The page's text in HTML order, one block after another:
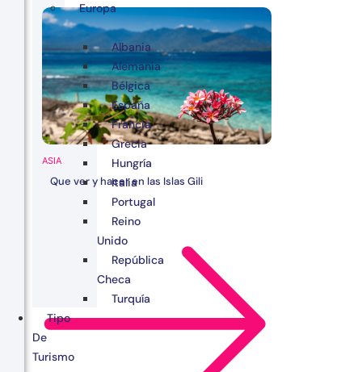
ASIA
Que ver y hacer en las Islas Gili
Europa
Albania
Alemania
Bélgica
España
Francia
Grecia
Hungría
Italia
Portugal
Reino
Unido
República
Checa
Turquía
Tipo
De
Turismo